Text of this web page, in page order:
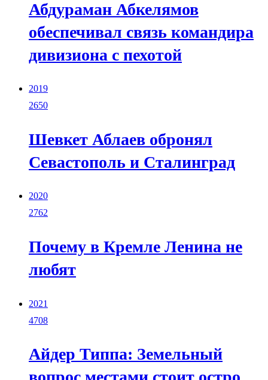
Абдураман Абкелямов
обеспечивал связь командира
дивизиона с пехотой
2019
2650
Шевкет Аблаев обронял
Севастополь и Сталинград
2020
2762
Почему в Кремле Ленина не
любят
2021
4708
Айдер Типпа: Земельный